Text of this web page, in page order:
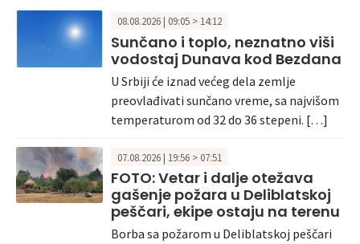
08.08.2026 | 09:05 > 14:12
Sunčano i toplo, neznatno viši
vodostaj Dunava kod Bezdana
U Srbiji će iznad većeg dela zemlje
preovlađivati sunčano vreme, sa najvišom
temperaturom od 32 do 36 stepeni. […]
07.08.2026 | 19:56 > 07:51
FOTO: Vetar i dalje otežava
gašenje požara u Deliblatskoj
peščari, ekipe ostaju na terenu
Borba sa požarom u Deliblatskoj peščari